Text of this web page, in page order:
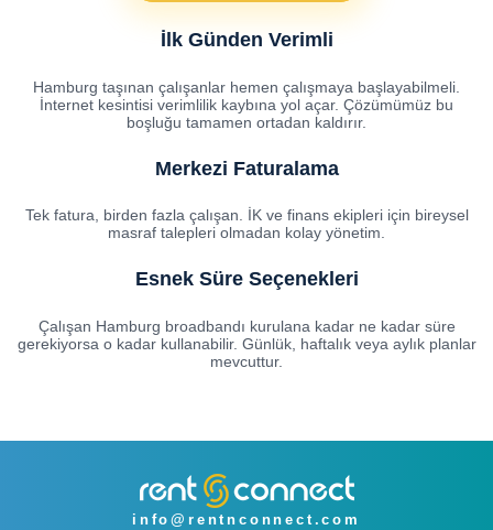
İlk Günden Verimli
Hamburg taşınan çalışanlar hemen çalışmaya başlayabilmeli.
İnternet kesintisi verimlilik kaybına yol açar. Çözümümüz bu
boşluğu tamamen ortadan kaldırır.
Merkezi Faturalama
Tek fatura, birden fazla çalışan. İK ve finans ekipleri için bireysel
masraf talepleri olmadan kolay yönetim.
Esnek Süre Seçenekleri
Çalışan Hamburg broadbandı kurulana kadar ne kadar süre
gerekiyorsa o kadar kullanabilir. Günlük, haftalık veya aylık planlar
mevcuttur.
info@rentnconnect.com